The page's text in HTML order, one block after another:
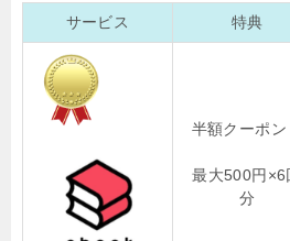
サービス 特典
半額クーポ
最大500円×6
分